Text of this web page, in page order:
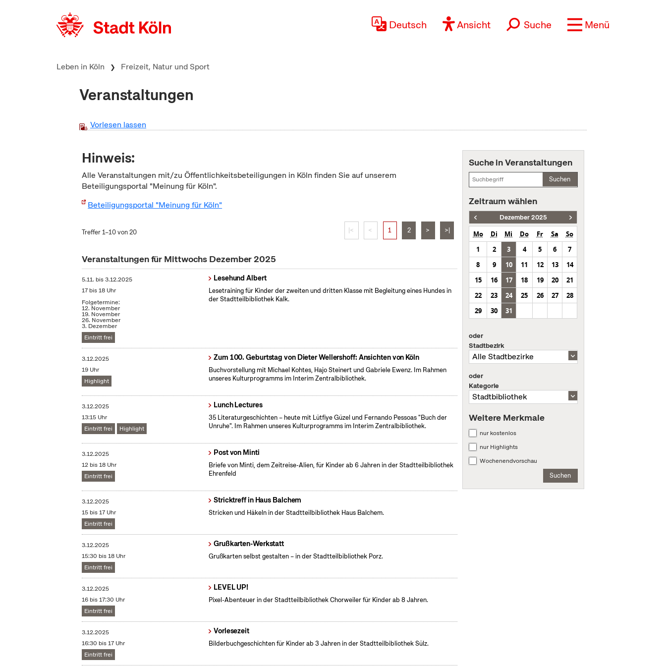
Deutsch Ansicht Suche Menü
Leben in Köln Freizeit, Natur und Sport
Veranstaltungen
Vorlesen lassen
Hinweis:
Alle Veranstaltungen mit/zu Öffentlichkeitsbeteiligungen in Köln finden Sie auf unserem
Beteiligungsportal "Meinung für Köln".
Beteiligungsportal "Meinung für Köln"
Treffer 1–10 von 20 |< < 1 2 > >|
Veranstaltungen für Mittwochs Dezember 2025
5.11. bis3.12.2025
17 bis 18 Uhr
Folgetermine:
12. November
19. November
26. November
3. Dezember
Eintritt frei
Lesehund Albert
Lesetraining für Kinder der zweiten und dritten Klasse mit Begleitung eines Hundes in
der Stadtteilbibliothek Kalk.
3.12.2025
19 Uhr
Highlight
Zum 100. Geburtstag von Dieter Wellershoff: Ansichten von Köln
Buchvorstellung mit Michael Kohtes, Hajo Steinert und Gabriele Ewenz. Im Rahmen
unseres Kulturprogramms im Interim Zentralbibliothek.
3.12.2025
13:15 Uhr
Eintritt frei
Highlight
Lunch Lectures
35 Literaturgeschichten – heute mit Lütfiye Güzel und Fernando Pessoas "Buch der
Unruhe". Im Rahmen unseres Kulturprogramms im Interim Zentralbibliothek.
3.12.2025
12 bis 18 Uhr
Eintritt frei
Post von Minti
Briefe von Minti, dem Zeitreise-Alien, für Kinder ab 6 Jahren in der Stadtteilbibliothek
Ehrenfeld
3.12.2025
15 bis 17 Uhr
Eintritt frei
Stricktreff in Haus Balchem
Stricken und Häkeln in der Stadtteilbibliothek Haus Balchem.
3.12.2025
15:30 bis 18 Uhr
Eintritt frei
Grußkarten-Werkstatt
Grußkarten selbst gestalten – in der Stadtteilbibliothek Porz.
3.12.2025
16 bis 17:30 Uhr
Eintritt frei
LEVEL UP!
Pixel-Abenteuer in der Stadtteilbibliothek Chorweiler für Kinder ab 8 Jahren.
3.12.2025
16:30 bis 17 Uhr
Eintritt frei
Vorlesezeit
Bilderbuchgeschichten für Kinder ab 3 Jahren in der Stadtteilbibliothek Sülz.
Suche in Veranstaltungen
Suchen
Zeitraum wählen
Dezember 2025
Mo Di Mi Do Fr Sa
So
1
2 3 4 5 6
7
8
9 10 11 12 13
14
15
16 17 18 19 20
21
22
23 24 25 26 27
28
29
30 31
oder
Stadtbezirk
oder
Kategorie
Weitere Merkmale
nur kostenlos
nur Highlights
Wochenendvorschau
Suchen